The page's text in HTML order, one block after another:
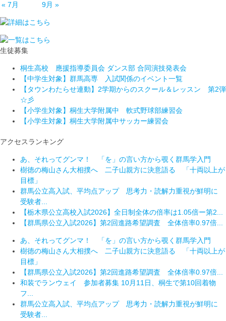
« 7月
9月 »
生徒募集
桐生高校 應援指導委員会 ダンス部 合同演技発表会
【中学生対象】群馬高専 入試関係のイベント一覧
【タウンわたらせ連動】2学期からのスクール＆レッスン 第2弾
☆彡
【小学生対象】桐生大学附属中 軟式野球部練習会
【小学生対象】桐生大学附属中サッカー練習会
アクセスランキング
あ、それってグンマ！ 「を」の言い方から覗く群馬学入門
樹徳の梅山さん大相撲へ 二子山親方に決意語る 「十両以上が
目標」
群馬公立高入試、平均点アップ 思考力・読解力重視が鮮明に
受験者...
【栃木県公立高校入試2026】全日制全体の倍率は1.05倍ー第2...
【群馬県公立入試2026】第2回進路希望調査 全体倍率0.97倍...
あ、それってグンマ！ 「を」の言い方から覗く群馬学入門
樹徳の梅山さん大相撲へ 二子山親方に決意語る 「十両以上が
目標」
【群馬県公立入試2026】第2回進路希望調査 全体倍率0.97倍...
和装でランウェイ 参加者募集 10月11日、桐生で第10回着物
フ...
群馬公立高入試、平均点アップ 思考力・読解力重視が鮮明に
受験者...